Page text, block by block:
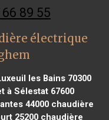
89 55
électrique
les Bains 70300
à Sélestat 67600
44000 chaudière
25200chaudière